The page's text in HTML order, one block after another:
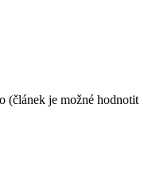
(článek je možné hodnotit